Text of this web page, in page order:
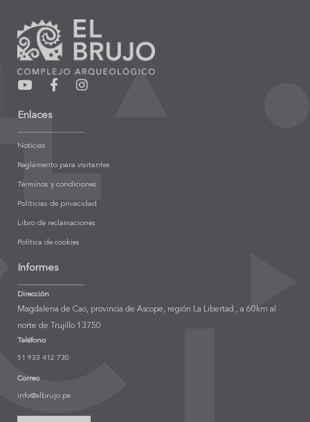
Enlaces
Noticias
Reglamento para visitantes
Términos y condiciones
Políticias de privacidad
Libro de reclamaciones
Política de cookies
Informes
Dirección
Magdalena de Cao, provincia de Ascope, región La Libertad., a 60km al
norte de Trujillo 13750
Teléfono
51 933 412 730
Correo
info@elbrujo.pe